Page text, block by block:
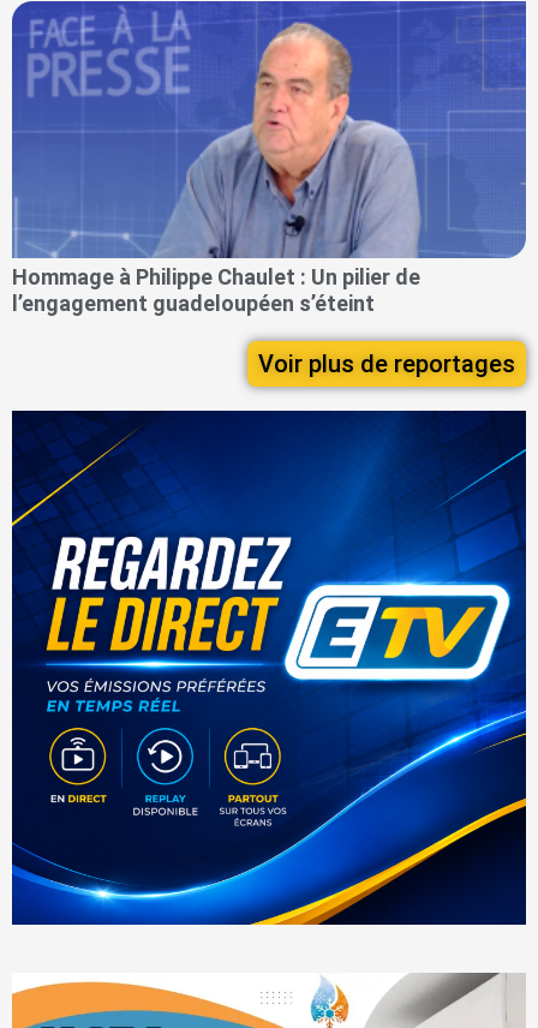
Hommage à Philippe Chaulet : Un pilier de
l’engagement guadeloupéen s’éteint
Voir plus de reportages